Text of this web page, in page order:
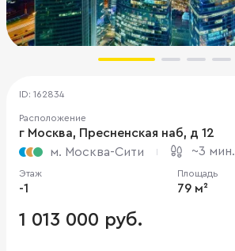
ID: 162834
Расположение
г Москва, Пресненская наб, д 12
м. Москва-Сити
~3 мин.
Этаж
-1
Площадь
79 м²
1 013 000 руб.